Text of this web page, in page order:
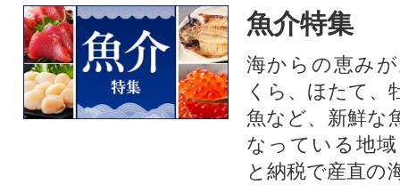
魚介特集
海からの恵み
くら、ほたて、
魚など、新鮮な
なっている地
と納税で産直の